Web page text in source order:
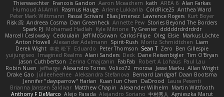
Thierwaechter Francois Gandon Aaron Mceachern kath AREA 6 Alan Farkas
Humoud Al-Amiri Rasmus Hauge Arlene Lukkarila ColdRice25 Anthea Ward
Peter Mark Wittmann Pascal Scrivani Elias Jimenez Lawrence Rogers Kurt Boyer
Risk 📀 Andreea Cosma Dan Greenheck Annette Pew Stories Beyond The Borders
Spark PJ Mohamad Hadlah Kyle Mitrione Ty Grenier dddddrdrdrdrdr
Marcell Ceslowsky Cedoulain Jeff McGowan Carlos Filipe Oleg Elsie Markus Löchte
Anton Howell Alexander Adelmann Spirit-Rush Moritz Schmidtchen Liam
Derek Wight 幸史 松下 Eduardo Peter Thomson Sean T Zero Ben Gillespie
yuijung seo
Imagined Realms Alani Sanders Deck Dane Reisenbigler Tim O'Bryan
Jason Cuthbertson Zerina Cmajcanin FabFab Robert A Lohaus Paul Lau
Robin Nuen jeffsarge Alexandro Torres Volico72 morzsa Jesse Marku Allan Wright
Drake Gao Julileeheehee Aleksandra Stefanova Bernard Landgraf Daan Bootsma
Jennifer "daysparrow" Harlan Kuan lun Chen DaDrood Laura Pesenti
Brianna Janssen Saldivar Matthew Chapin Alexander Wilhelm Martin Wittfooth
Anthony F DeMarco Alejo Parada Alejandro Soriano 中村秀人
Agnieszka Marut